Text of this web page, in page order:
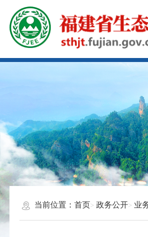
当前位置：首页 政务公开 业